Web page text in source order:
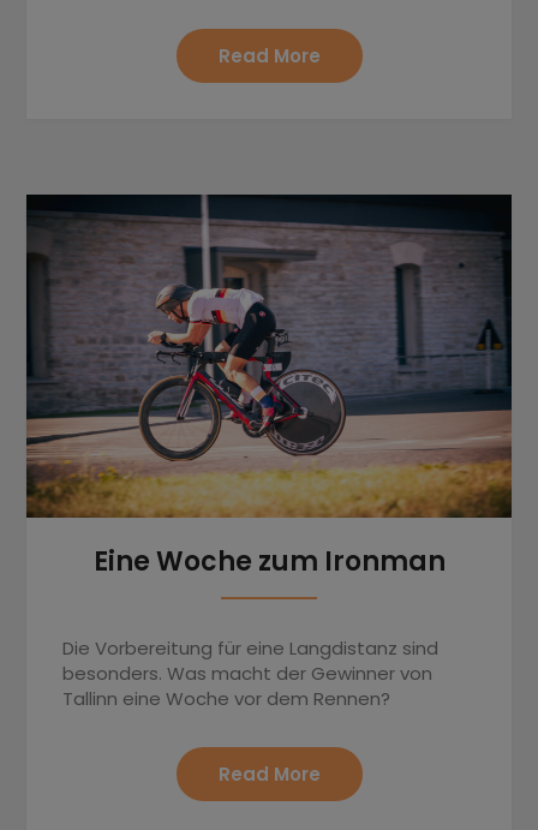
Read More
Eine Woche zum Ironman
Die Vorbereitung für eine Langdistanz sind
besonders. Was macht der Gewinner von
Tallinn eine Woche vor dem Rennen?
Read More